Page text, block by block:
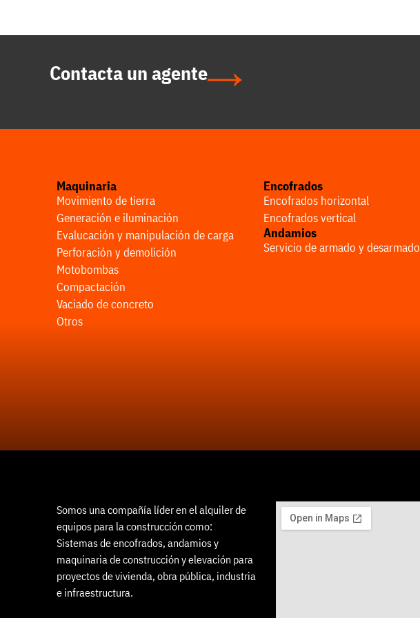
Contacta un agente
Maquinaria
Movimiento de tierra
Generación e iluminación
Evalucación y manipulación de carga
Perforación y demolición
Motobombas
Compactación
Vaciado de concreto
Otros
Encofrados
Encofrados horizontal
Encofrados vertical
Andamios
Servicio de armado y desarmado
Somos una compañía líder en el alquiler de
equipos para la construcción como:
Sistemas de encofrados, andamios y
maquinaria de construcción y elevación para
proyectos de vivienda, obra pública, industria
e infraestructura.